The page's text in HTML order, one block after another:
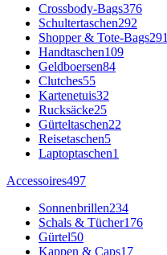
Crossbody-Bags376
Schultertaschen292
Shopper & Tote-Bags291
Handtaschen109
Geldboersen84
Clutches55
Kartenetuis32
Rucksäcke25
Gürteltaschen22
Reisetaschen5
Laptoptaschen1
Accessoires497
Sonnenbrillen234
Schals & Tücher176
Gürtel50
Kappen & Caps17